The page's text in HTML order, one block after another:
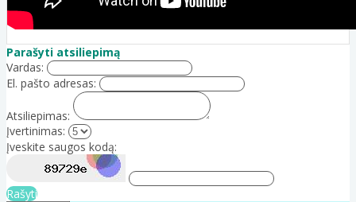
Parašyti atsiliepimą
Vardas:
El. pašto adresas:
Atsiliepimas:
Įvertinimas:
Įveskite saugos kodą:
Rašyti